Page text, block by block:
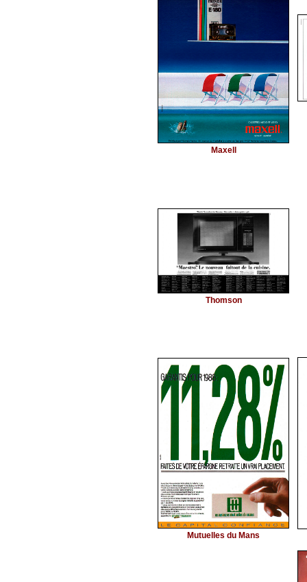
Maxell
Thomson
Mutuelles du Mans